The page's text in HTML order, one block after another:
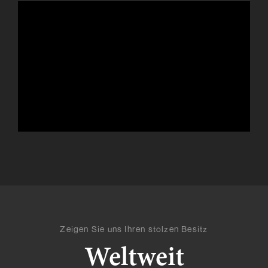
Zeigen Sie uns Ihren stolzen Besitz
Weltweit